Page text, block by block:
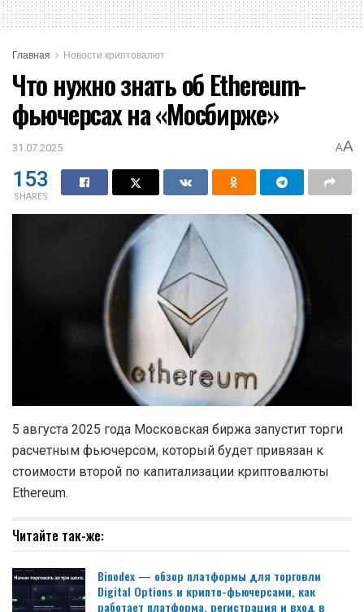
Главная Новости криптовалют
Что нужно знать об Ethereum-
фьючерсах на «Мосбирже»
31.07.2025 AA
153
SHARES
5 августа 2025 года Московская биржа запустит торги
расчетным фьючерсом, который будет привязан к
стоимости второй по капитализации криптовалюты
Ethereum.
Читайте так-же:
Binodex — обзор платформы для торговли
Digital Options и крипто-фьючерсами, как
работает платформа, регистрация и вход в